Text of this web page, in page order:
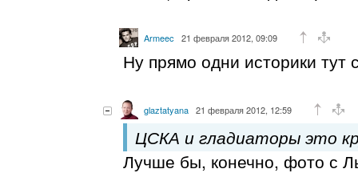
Armeec 21 февраля 2012, 09:09
Ну прямо одни историки тут
glaztatyana 21 февраля 2012, 12:59
ЦСКА и гладиаторы это
Лучше бы, конечно, фото с